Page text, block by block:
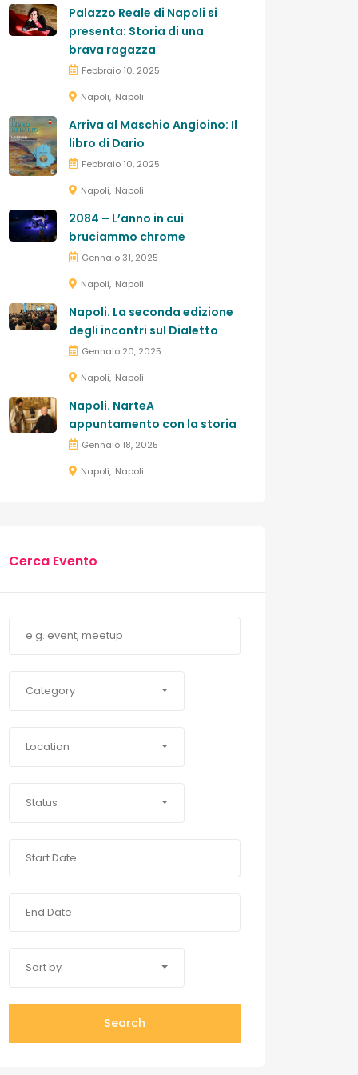
Palazzo Reale di Napoli si
presenta: Storia di una
brava ragazza
Febbraio 10, 2025
Napoli Napoli
Arriva al Maschio Angioino: Il
libro di Dario
Febbraio 10, 2025
Napoli Napoli
2084 – L’anno in cui
bruciammo chrome
Gennaio 31, 2025
Napoli Napoli
Napoli. La seconda edizione
degli incontri sul Dialetto
Gennaio 20, 2025
Napoli Napoli
Napoli. NarteA
appuntamento con la storia
Gennaio 18, 2025
Napoli Napoli
Cerca Evento
Category
Location
Status
Sort by
Search